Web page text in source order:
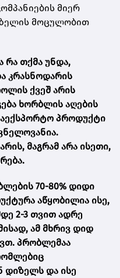
მიერ
მოცულობით
რა თქმა უნდა,
კრასნოდარის
ქვეშ არის
ხორბლის აღების
პროდუქტი
მაგრამ არა ისეთი,
70-80% დიდი
აწყობილია ისე,
2-3 თვით ადრე
ამ მხრივ დიდ
პრობლემაა
და ისე